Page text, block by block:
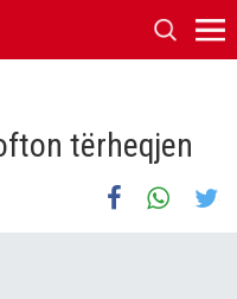
tërheqjen